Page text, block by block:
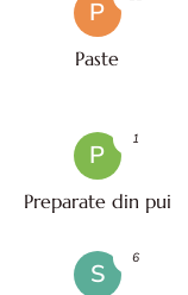
P
Paste
P
Preparate din pui
1
S
6